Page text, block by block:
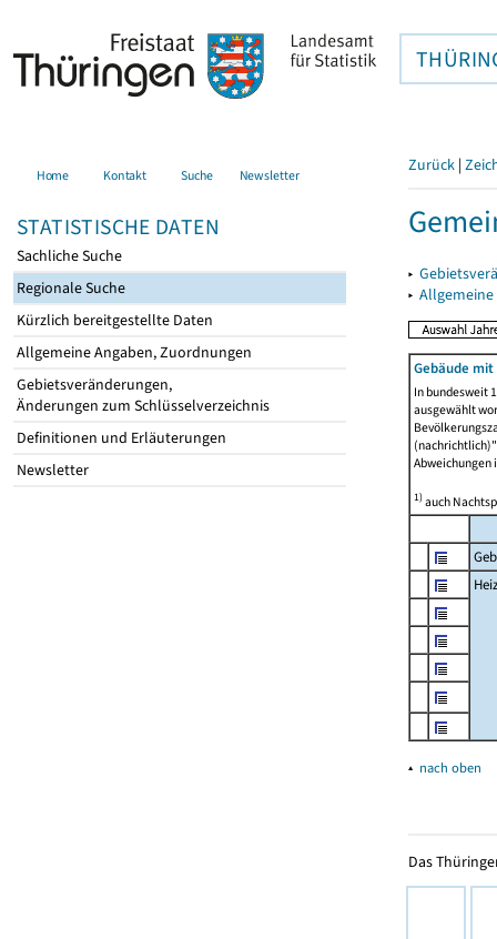
Home Kontakt Suche Newsletter
STATISTISCHE DATEN
Sachliche Suche
Regionale Suche
Kürzlich bereitgestellte Daten
Allgemeine Angaben, Zuordnungen
Gebietsveränderungen,
Änderungen zum Schlüsselverzeichnis
Definitionen und Erläuterungen
Newsletter
Zurück |
▸
▸
Gebäude
In bundesweit
ausgewählt
Abweichungen
1)auch
▴ nach oben
Das